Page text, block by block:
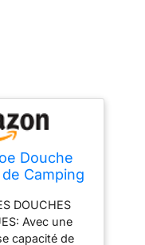
Douche
Camping
Pied, 20L
DOUCHES
Avec une
capacité de